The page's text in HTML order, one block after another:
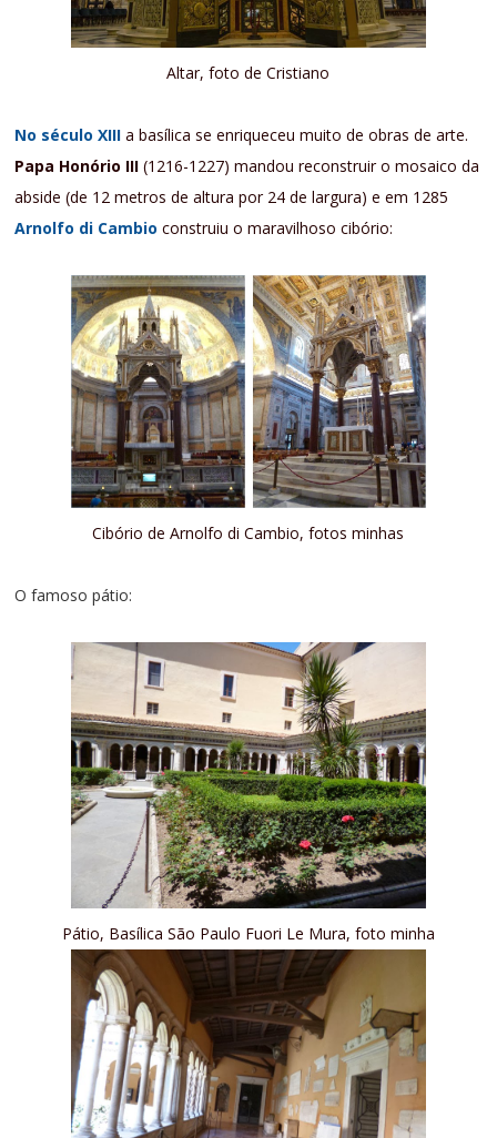
Altar, foto de Cristiano
No século XIII a basílica se enriqueceu muito de obras de arte.
Papa Honório III (1216-1227) mandou reconstruir o mosaico da
abside (de 12 metros de altura por 24 de largura) e em 1285
Arnolfo di Cambio construiu o maravilhoso cibório:
Cibório de Arnolfo di Cambio, fotos minhas
O famoso pátio:
Pátio, Basílica São Paulo Fuori Le Mura, foto minha